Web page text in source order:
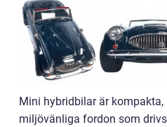
Mini hybridbilar är kompakta,
miljövänliga fordon som